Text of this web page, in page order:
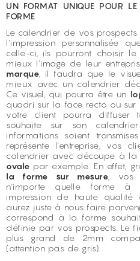
UN FORMAT UNIQUE POUR
FORME
Le calendrier de vos
l'impression personnalisée
celle-ci, ils pourront choisir
mieux l'image de leur
marque , il faudra que le
mieux avec un calendrier
Ce visuel, qui pourra être un
quadri sur la face recto ou sur
votre client pourra diffuser
souhaite sur son
informations soient
représente l'entreprise, vos
calendrier avec découpe à la
ovale par exemple. En effet,
la forme sur mesure , vos
n'importe quelle forme à
impression de haute qualité
aurez juste à nous faire
correspond à la forme
définie par vos prospects. Le
plus grand de 2mm
(attention pas de gris).